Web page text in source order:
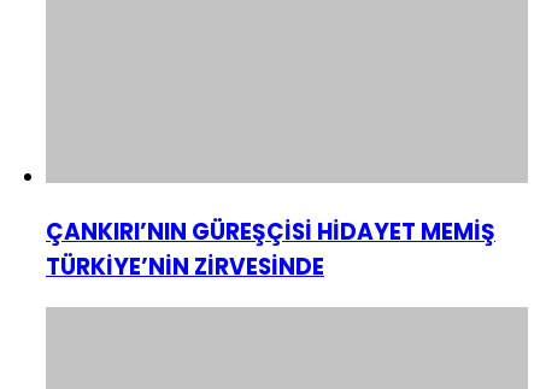
ÇANKIRI’NIN GÜREŞÇİSİ HİDAYET MEMİŞ
TÜRKİYE’NİN ZİRVESİNDE